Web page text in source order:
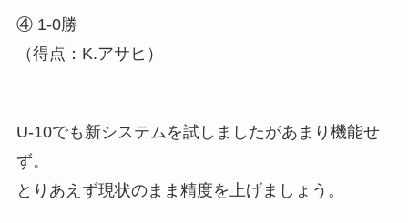
④ 1-0勝
（得点：K.アサヒ）
U-10でも新システムを試しましたがあまり機能せ
ず。
とりあえず現状のまま精度を上げましょう。